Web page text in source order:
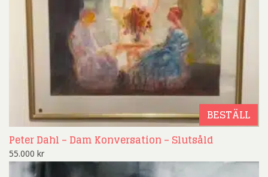
BESTÄLL
Peter Dahl – Dam Konversation – Slutsåld
55.000 kr